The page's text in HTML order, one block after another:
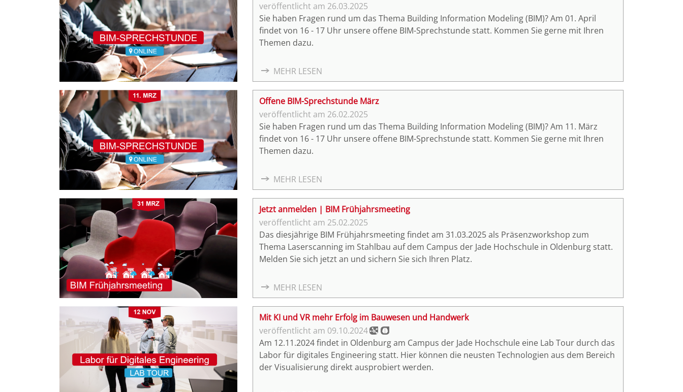
26.03.2025
Sie haben Fragen rund um das Thema Building Information Modeling (BIM)? Am 01. April
findet von 16 - 17 Uhr unsere offene BIM-Sprechstunde statt. Kommen Sie gerne mit Ihren
Themen dazu.
MEHR LESEN
Offene BIM-Sprechstunde März
26.02.2025
Sie haben Fragen rund um das Thema Building Information Modeling (BIM)? Am 11. März
findet von 16 - 17 Uhr unsere offene BIM-Sprechstunde statt. Kommen Sie gerne mit Ihren
Themen dazu.
MEHR LESEN
Jetzt anmelden | BIM Frühjahrsmeeting
25.02.2025
Das diesjährige BIM Frühjahrsmeeting findet am 31.03.2025 als Präsenzworkshop zum
Thema Laserscanning im Stahlbau auf dem Campus der Jade Hochschule in Oldenburg statt.
Melden Sie sich jetzt an und sichern Sie sich Ihren Platz.
MEHR LESEN
Mit KI und VR mehr Erfolg im Bauwesen und Handwerk
09.10.2024
Am 12.11.2024 findet in Oldenburg am Campus der Jade Hochschule eine Lab Tour durch das
Labor für digitales Engineering statt. Hier können die neusten Technologien aus dem Bereich
der Visualisierung direkt ausprobiert werden.